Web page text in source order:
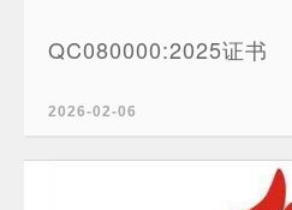
QC080000:2025证书
2026-02-06